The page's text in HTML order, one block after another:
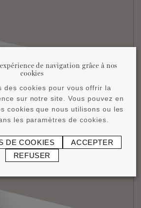
®
de navigation grâce à nos
cookies
des cookies pour vous offrir la
sur notre site. Vous pouvez en
cookies que nous utilisons ou les
les paramètres de cookies.
DE COOKIES
ACCEPTER
REFUSER